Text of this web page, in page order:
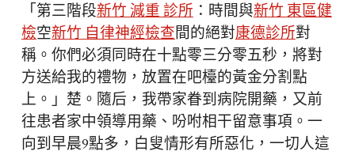
「第三階段新竹 減重 診所 ：時間與新竹 東區健
檢空新竹 自律神經檢查間的絕對康德診所對
稱。你們必須同時在十點零三分零五秒，將對
方送給我的禮物，放置在吧檯的黃金分割點
上。」楚。隨后，我帶家眷到病院開藥，又前
往患者家中領導用藥、吩咐相干留意事項。一
向到早晨9點多，白叟情形有所惡化，一切人這